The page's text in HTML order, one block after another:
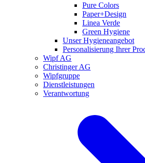
Pure Colors
Paper+Design
Linea Verde
Green Hygiene
Unser Hygieneangebot
Personalisierung Ihrer
Wipf AG
Christinger AG
Wipfgruppe
Dienstleistungen
Verantwortung